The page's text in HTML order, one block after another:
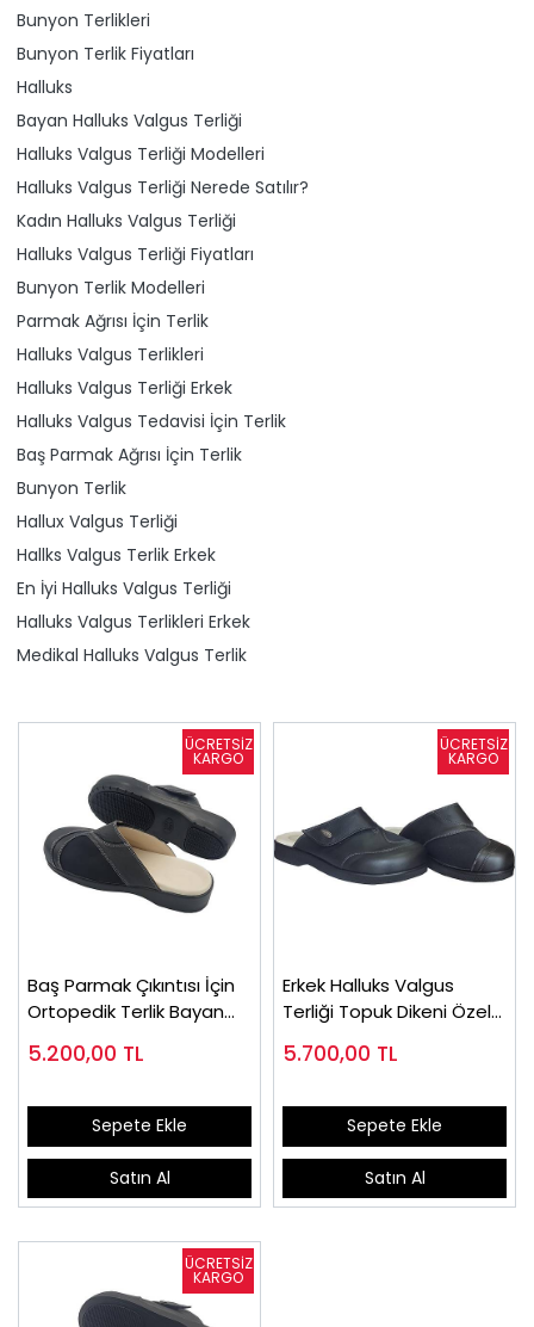
Bunyon Terlikleri
Bunyon Terlik Fiyatları
Halluks
Bayan Halluks Valgus Terliği
Halluks Valgus Terliği Modelleri
Halluks Valgus Terliği Nerede Satılır?
Kadın Halluks Valgus Terliği
Halluks Valgus Terliği Fiyatları
Bunyon Terlik Modelleri
Parmak Ağrısı İçin Terlik
Halluks Valgus Terlikleri
Halluks Valgus Terliği Erkek
Halluks Valgus Tedavisi İçin Terlik
Baş Parmak Ağrısı İçin Terlik
Bunyon Terlik
Hallux Valgus Terliği
Hallks Valgus Terlik Erkek
En İyi Halluks Valgus Terliği
Halluks Valgus Terlikleri Erkek
Medikal Halluks Valgus Terlik
Baş Parmak Çıkıntısı İçin
Ortopedik Terlik Bayan
5.200,00 TL
Sepete Ekle
Satın Al
Erkek Halluks Valgus
Terliği Topuk Dikeni Özel
5.700,00 TL
Sepete Ekle
Satın Al